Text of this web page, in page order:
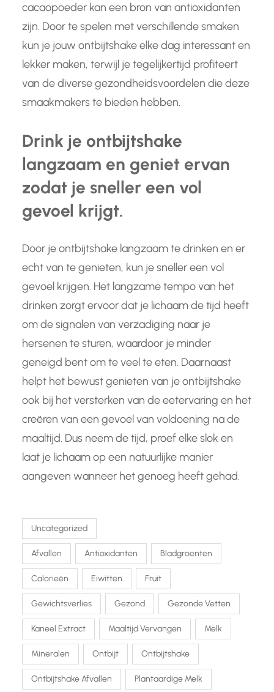
cacaopoeder kan een bron van antioxidanten
zijn. Door te spelen met verschillende smaken
kun je jouw ontbijtshake elke dag interessant en
lekker maken, terwijl je tegelijkertijd profiteert
van de diverse gezondheidsvoordelen die deze
smaakmakers te bieden hebben.
Drink je ontbijtshake
langzaam en geniet ervan
zodat je sneller een vol
gevoel krijgt.
Door je ontbijtshake langzaam te drinken en er
echt van te genieten, kun je sneller een vol
gevoel krijgen. Het langzame tempo van het
drinken zorgt ervoor dat je lichaam de tijd heeft
om de signalen van verzadiging naar je
hersenen te sturen, waardoor je minder
geneigd bent om te veel te eten. Daarnaast
helpt het bewust genieten van je ontbijtshake
ook bij het versterken van de eetervaring en het
creëren van een gevoel van voldoening na de
maaltijd. Dus neem de tijd, proef elke slok en
laat je lichaam op een natuurlijke manier
aangeven wanneer het genoeg heeft gehad.
Uncategorized
Afvallen Antioxidanten Bladgroenten
Calorieën Eiwitten Fruit
Gewichtsverlies Gezond Gezonde Vetten
Kaneel Extract Maaltijd Vervangen Melk
Mineralen Ontbijt Ontbijtshake
Ontbijtshake Afvallen Plantaardige Melk